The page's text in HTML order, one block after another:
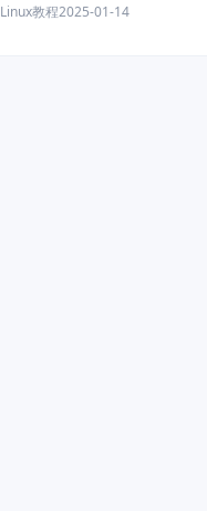
Linux教程2025-01-14